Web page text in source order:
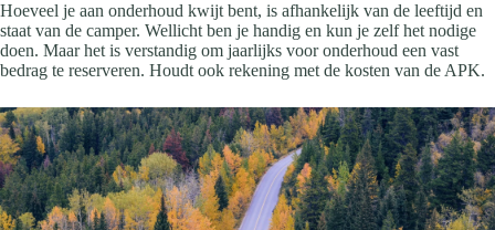
Hoeveel je aan onderhoud kwijt bent, is afhankelijk van de leeftijd en
staat van de camper. Wellicht ben je handig en kun je zelf het nodige
doen. Maar het is verstandig om jaarlijks voor onderhoud een vast
bedrag te reserveren. Houdt ook rekening met de kosten van de APK.